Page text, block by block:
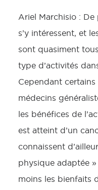
Ariel Marchisio :
s’y intéressent, et
sont quasiment
type d’activités
Cependant
médecins
les bénéfices de
est atteint d’un
connaissent
physique adaptée
moins les bienfaits